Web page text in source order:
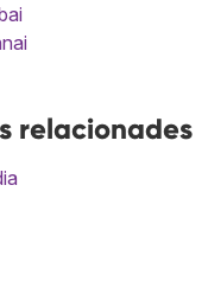
relacionades